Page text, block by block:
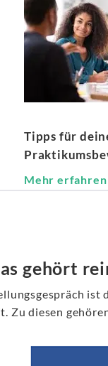
Tipps für
Mehr erfahren
gehört
ist
Zu diesen